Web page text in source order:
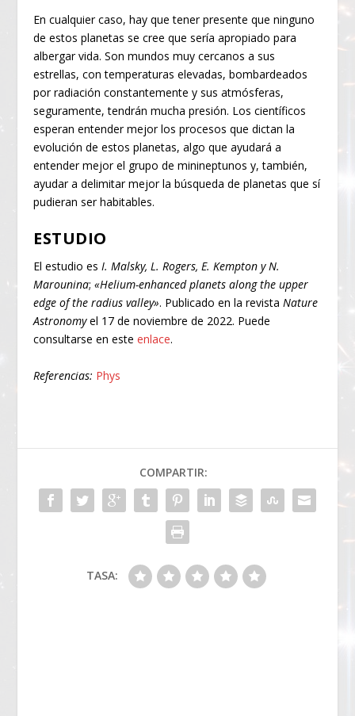
En cualquier caso, hay que tener presente que ninguno
de estos planetas se cree que sería apropiado para
albergar vida. Son mundos muy cercanos a sus
estrellas, con temperaturas elevadas, bombardeados
por radiación constantemente y sus atmósferas,
seguramente, tendrán mucha presión. Los científicos
esperan entender mejor los procesos que dictan la
evolución de estos planetas, algo que ayudará a
entender mejor el grupo de minineptunos y, también,
ayudar a delimitar mejor la búsqueda de planetas que sí
pudieran ser habitables.
ESTUDIO
El estudio esI. Malsky, L. Rogers, E. Kempton y N.
Marounina;«Helium-enhanced planets along the upper
edge of the radius valley». Publicado en la revistaNature
Astronomyel 17 de noviembre de 2022. Puede
consultarse en esteenlace.
Referencias: Phys
COMPARTIR:
TASA: